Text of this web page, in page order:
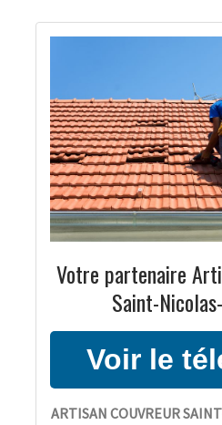
Votre partenaire
Saint-
ARTISAN COUVREUR